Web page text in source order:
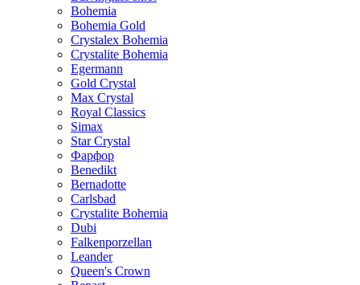
Bohemia
Bohemia Gold
Crystalex Bohemia
Crystalite Bohemia
Egermann
Gold Crystal
Max Crystal
Royal Classics
Simax
Star Crystal
Фарфор
Benedikt
Bernadotte
Carlsbad
Crystalite Bohemia
Dubi
Falkenporzellan
Leander
Queen's Crown